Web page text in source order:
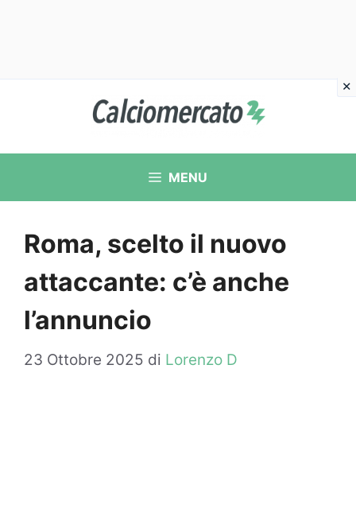
contenuto
MENU
Roma, scelto il nuovo
attaccante: c’è anche
l’annuncio
23 Ottobre 2025 di Lorenzo D